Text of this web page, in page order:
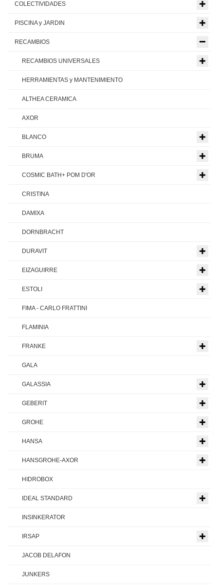
COLECTIVIDADES
PISCINA y JARDIN
RECAMBIOS
RECAMBIOS UNIVERSALES
HERRAMIENTAS y MANTENIMIENTO
ALTHEA CERAMICA
AXOR
BLANCO
BRUMA
COSMIC BATH+ POM D'OR
CRISTINA
DAMIXA
DORNBRACHT
DURAVIT
EIZAGUIRRE
ESTOLI
FIMA - CARLO FRATTINI
FLAMINIA
FRANKE
GALA
GALASSIA
GEBERIT
GROHE
HANSA
HANSGROHE-AXOR
HIDROBOX
IDEAL STANDARD
INSINKERATOR
IRSAP
JACOB DELAFON
JUNKERS